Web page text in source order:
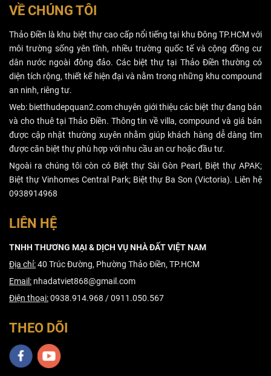
lợi nhuận hơn
là đầu tư tài
sản, nếu gặp
nhiều bất lợi,
cắt lỗ vẫn hơn
là gồng lỗ.
VỀ CHÚNG TÔI
Thảo Điền là khu biệt thự cao cấp nổi tiếng tại khu Đông TP.HCM với
môi trường sống yên tĩnh, nhiều trường quốc tế và cộng đồng cư
dân nước ngoài đông đảo. Các biệt thự tại Thảo Điền thường có
diện tích rộng, thiết kế hiện đại và nằm trong những khu compound
an ninh, riêng tư.
Web: bietthudepquan2.com chuyên giới thiệu các biệt thự đang bán
và cho thuê tại Thảo Điền. Thông tin về villa, compound và giá bán
được cập nhật thường xuyên nhằm giúp khách hàng dễ dàng tìm
được căn biệt thự phù hợp với nhu cầu an cư hoặc đầu tư.
Ngoài ra chúng tôi còn có Biệt thự Sài Gòn Pearl, Biệt thự APAK;
Biệt thự Vinhomes Central Park; Biệt thự Ba Son (Victoria). Liên hệ
0938914968
LIÊN HỆ
TNHH THƯƠNG MẠI & DỊCH VỤ NHÀ ĐẤT VIỆT NAM
Địa chỉ:40 Trúc Đường, Phường Thảo Điền, TP.HCM
Email: nhadatviet868@gmail.com
Điện thoại:0938.914.968 / 0911.050.567
THEO DÕI